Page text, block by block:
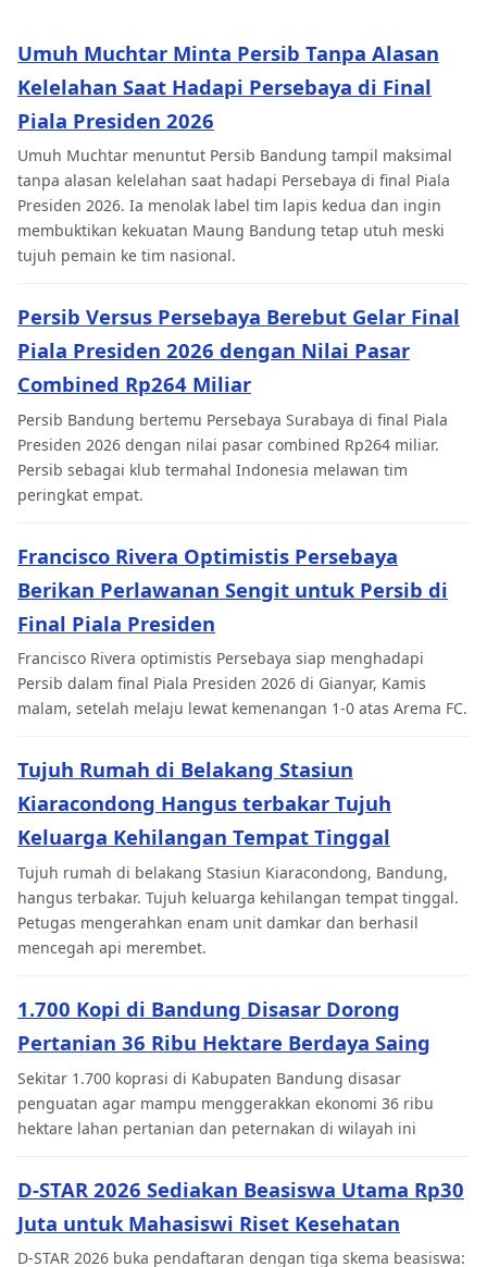
Umuh Muchtar Minta Persib Tanpa Alasan
Kelelahan Saat Hadapi Persebaya di Final
Piala Presiden 2026
Umuh Muchtar menuntut Persib Bandung tampil maksimal
tanpa alasan kelelahan saat hadapi Persebaya di final Piala
Presiden 2026. Ia menolak label tim lapis kedua dan ingin
membuktikan kekuatan Maung Bandung tetap utuh meski
tujuh pemain ke tim nasional.
Persib Versus Persebaya Berebut Gelar Final
Piala Presiden 2026 dengan Nilai Pasar
Combined Rp264 Miliar
Persib Bandung bertemu Persebaya Surabaya di final Piala
Presiden 2026 dengan nilai pasar combined Rp264 miliar.
Persib sebagai klub termahal Indonesia melawan tim
peringkat empat.
Francisco Rivera Optimistis Persebaya
Berikan Perlawanan Sengit untuk Persib di
Final Piala Presiden
Francisco Rivera optimistis Persebaya siap menghadapi
Persib dalam final Piala Presiden 2026 di Gianyar, Kamis
malam, setelah melaju lewat kemenangan 1-0 atas Arema FC.
Tujuh Rumah di Belakang Stasiun
Kiaracondong Hangus terbakar Tujuh
Keluarga Kehilangan Tempat Tinggal
Tujuh rumah di belakang Stasiun Kiaracondong, Bandung,
hangus terbakar. Tujuh keluarga kehilangan tempat tinggal.
Petugas mengerahkan enam unit damkar dan berhasil
mencegah api merembet.
1.700 Kopi di Bandung Disasar Dorong
Pertanian 36 Ribu Hektare Berdaya Saing
Sekitar 1.700 koprasi di Kabupaten Bandung disasar
penguatan agar mampu menggerakkan ekonomi 36 ribu
hektare lahan pertanian dan peternakan di wilayah ini
D-STAR 2026 Sediakan Beasiswa Utama Rp30
Juta untuk Mahasiswi Riset Kesehatan
D-STAR 2026 buka pendaftaran dengan tiga skema beasiswa: